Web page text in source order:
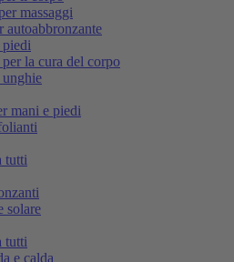
massaggi
autoabbronzante
piedi
la cura del corpo
mani e piedi
tutti
solare
tutti
e calda